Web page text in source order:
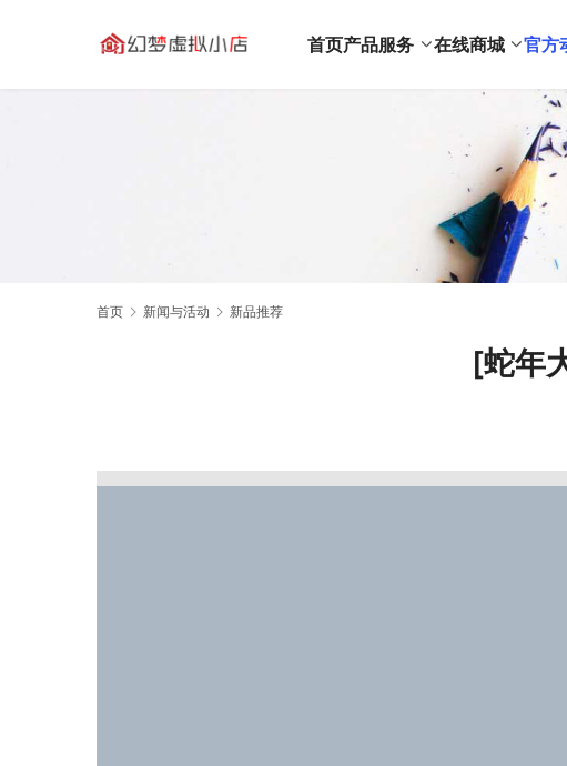
首页产品服务 在线商城 官方
首页 新闻与活动 新品推荐
[蛇年